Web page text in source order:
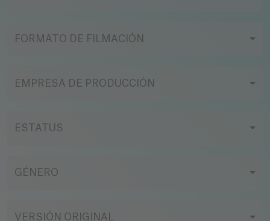
FORMATO DE FILMACIÓN
EMPRESA DE PRODUCCIÓN
ESTATUS
GÉNERO
VERSIÓN ORIGINAL